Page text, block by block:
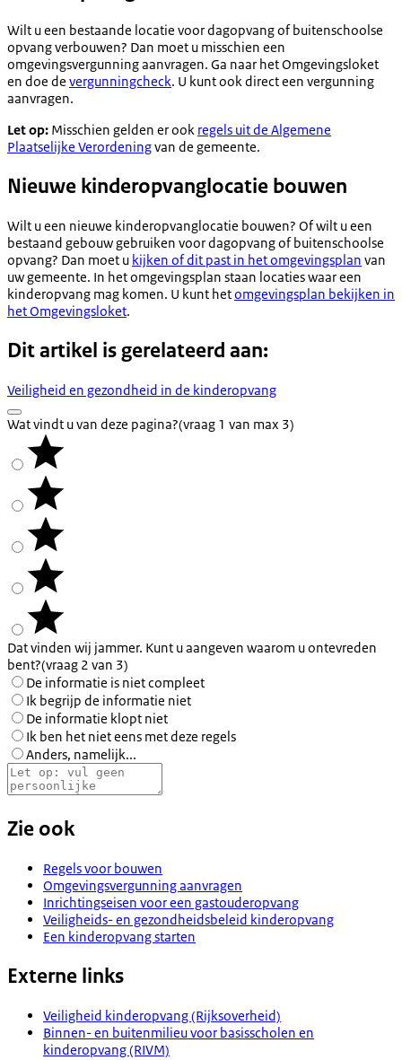
Wilt u een bestaande locatie voor dagopvang of buitenschoolse
opvang verbouwen? Dan moet u misschien een
omgevingsvergunning aanvragen. Ga naar het Omgevingsloket
en doe de vergunningcheck. U kunt ook direct een vergunning
aanvragen.
Let op: Misschien gelden er ook regels uit de Algemene
Plaatselijke Verordeningvan de gemeente.
Nieuwe kinderopvanglocatie bouwen
Wilt u een nieuwe kinderopvanglocatie bouwen? Of wilt u een
bestaand gebouw gebruiken voor dagopvang of buitenschoolse
opvang? Dan moet u kijken of dit past in het omgevingsplan van
uw gemeente. In het omgevingsplan staan locaties waar een
kinderopvang mag komen. U kunt hetomgevingsplan bekijken in
het Omgevingsloket.
Dit artikel is gerelateerd aan:
Veiligheid en gezondheid in de kinderopvang
Wat vindt u van deze pagina?(vraag 1 van max 3)
Dat vinden wij jammer. Kunt u aangeven waarom u ontevreden
bent?(vraag 2 van 3)
De informatie is niet compleet
Ik begrijp de informatie niet
De informatie klopt niet
Ik ben het niet eens met deze regels
Anders, namelijk...
Zie ook
Regels voor bouwen
Omgevingsvergunning aanvragen
Inrichtingseisen voor een gastouderopvang
Veiligheids- en gezondheidsbeleid kinderopvang
Een kinderopvang starten
Externe links
Veiligheid kinderopvang (Rijksoverheid)
Binnen- en buitenmilieu voor basisscholen en
kinderopvang (RIVM)